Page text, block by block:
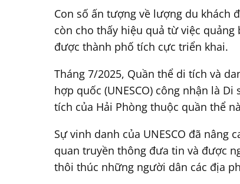
Con số ấn tượng về lượng du khách
còn cho thấy hiệu quả từ việc
được thành phố tích cực triển khai.
Tháng 7/2025, Quần thể di tích và
hợp quốc (UNESCO) công nhận là
tích của Hải Phòng thuộc quần thể
Sự vinh danh của UNESCO đã
quan truyền thông đưa tin và được
thôi thúc những người dân các địa